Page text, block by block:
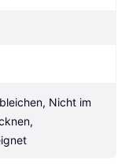
Nicht im